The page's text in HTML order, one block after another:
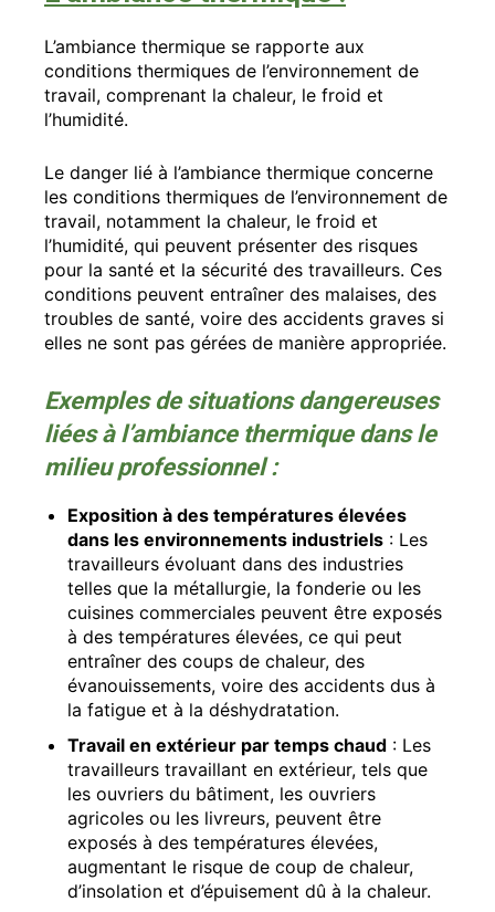
L’ambiance thermique se rapporte aux
conditions thermiques de l’environnement de
travail, comprenant la chaleur, le froid et
l’humidité.
Le danger lié à l’ambiance thermique concerne
les conditions thermiques de l’environnement de
travail, notamment la chaleur, le froid et
l’humidité, qui peuvent présenter des risques
pour la santé et la sécurité des travailleurs. Ces
conditions peuvent entraîner des malaises, des
troubles de santé, voire des accidents graves si
elles ne sont pas gérées de manière appropriée.
Exemples de situations dangereuses
liées à l’ambiance thermique dans le
milieu professionnel :
Exposition à des températures élevées
dans les environnements industriels : Les
travailleurs évoluant dans des industries
telles que la métallurgie, la fonderie ou les
cuisines commerciales peuvent être exposés
à des températures élevées, ce qui peut
entraîner des coups de chaleur, des
évanouissements, voire des accidents dus à
la fatigue et à la déshydratation.
Travail en extérieur par temps chaud : Les
travailleurs travaillant en extérieur, tels que
les ouvriers du bâtiment, les ouvriers
agricoles ou les livreurs, peuvent être
exposés à des températures élevées,
augmentant le risque de coup de chaleur,
d’insolation et d’épuisement dû à la chaleur.